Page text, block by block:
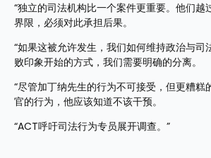
“独立的司法机构比一个案件更重要。他们越
界限，必须对此承担后果。
“如果这被允许发生，我们如何维持政治与司
败印象开始的方式，我们需要明确的分离。
“尽管加丁纳先生的行为不可接受，但更糟糕
官的行为，他应该知道不该干预。
“ACT呼吁司法行为专员展开调查。”